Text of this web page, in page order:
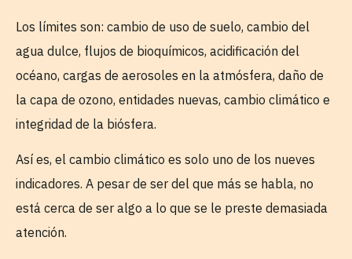
Los límites son: cambio de uso de suelo, cambio del
agua dulce, flujos de bioquímicos, acidificación del
océano, cargas de aerosoles en la atmósfera, daño de
la capa de ozono, entidades nuevas, cambio climático e
integridad de la biósfera.
Así es, el cambio climático es solo uno de los nueves
indicadores. A pesar de ser del que más se habla, no
está cerca de ser algo a lo que se le preste demasiada
atención.